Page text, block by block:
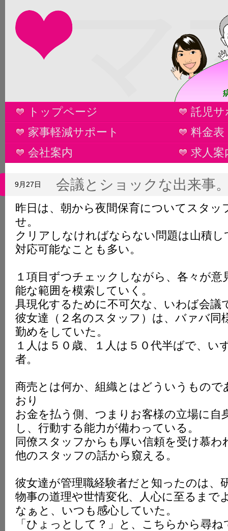
マ
トップページ
託児
家事軽減サポート
料金表
会社案内
求人案
会議とショックな出来事
9月27日
昨日は、朝から夜間保育についてスタッ
せ。
クリアしなければならない問題は山積
対応可能なことも多い。
１項目ずつチェックしながら、各々が意
能な範囲を模索していく。
具現化するために不可欠な、いわば会議
彼女達（２名のスタッフ）は、バァバ同
勤めをしていた。
１人は５０歳、１人は５０代半ばで、い
者。
商売とは何か、組織とはどういうもので
おり
お金を払う側、つまりお客様の立場に自
し、行動する能力が備わっている。
同僚スタッフからも厚い信頼を受け慕わ
他のスタッフの話から窺える。
彼女達が管理職経験者だと知ったのは、
物事の道理や世情変化、人心に至るまで
なぁと、いつも感心していた。
「ひょっとして？」と、こちらから尋